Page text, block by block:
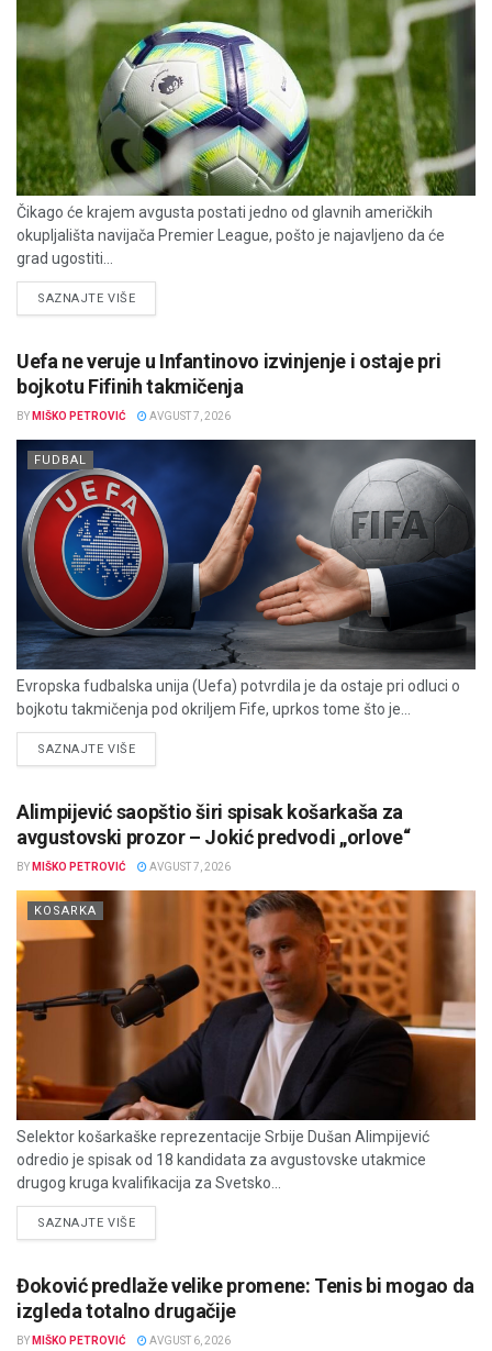
Čikago će krajem avgusta postati jedno od glavnih američkih
okupljališta navijača Premier League, pošto je najavljeno da će
grad ugostiti...
SAZNAJTE VIŠEDETAILS
Uefa ne veruje u Infantinovo izvinjenje i ostaje pri
bojkotu Fifinih takmičenja
BY MIŠKO PETROVIĆ AVGUST 7, 2026
FUDBAL
Evropska fudbalska unija (Uefa) potvrdila je da ostaje pri odluci o
bojkotu takmičenja pod okriljem Fife, uprkos tome što je...
SAZNAJTE VIŠEDETAILS
Alimpijević saopštio širi spisak košarkaša za
avgustovski prozor – Jokić predvodi „orlove“
BY MIŠKO PETROVIĆ AVGUST 7, 2026
KOSARKA
Selektor košarkaške reprezentacije Srbije Dušan Alimpijević
odredio je spisak od 18 kandidata za avgustovske utakmice
drugog kruga kvalifikacija za Svetsko...
SAZNAJTE VIŠEDETAILS
Đoković predlaže velike promene: Tenis bi mogao da
izgleda totalno drugačije
BY MIŠKO PETROVIĆ AVGUST 6, 2026